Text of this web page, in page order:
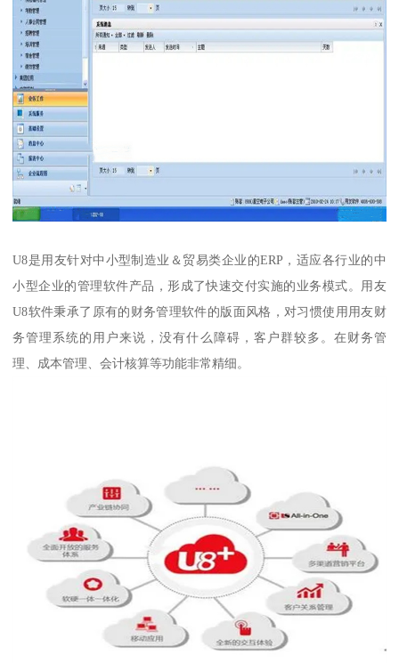
U8是用友针对中小型制造业＆贸易类企业的ERP，适应各行业的中
小型企业的管理软件产品，形成了快速交付实施的业务模式。用友
U8软件秉承了原有的财务管理软件的版面风格，对习惯使用用友财
务管理系统的用户来说，没有什么障碍，客户群较多。在财务管
理、成本管理、会计核算等功能非常精细。